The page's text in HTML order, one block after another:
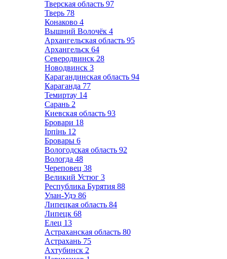
Тверская область 97
Тверь 78
Конаково 4
Вышний Волочёк 4
Архангельская область 95
Архангельск 64
Северодвинск 28
Новодвинск 3
Карагандинская область 94
Караганда 77
Темиртау 14
Сарань 2
Киевская область 93
Бровари 18
Ірпінь 12
Бровары 6
Вологодская область 92
Вологда 48
Череповец 38
Великий Устюг 3
Республика Бурятия 88
Улан-Удэ 86
Липецкая область 84
Липецк 68
Елец 13
Астраханская область 80
Астрахань 75
Ахтубинск 2